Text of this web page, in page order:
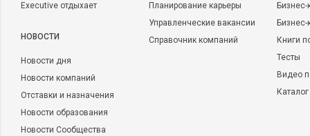
Executive отдыхает
НОВОСТИ
Новости дня
Новости компаний
Отставки и назначения
Новости образования
Новости Сообщества
Планирование карьеры
Управленческие вакансии
Справочник компаний
Бизнес-
Книги
Тесты
Видео